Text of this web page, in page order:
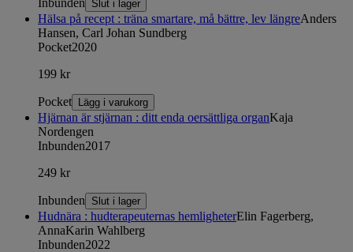
Slut i lager
Hälsa på recept : träna smartare, må bättre, lev längreAnders
Hansen, Carl Johan Sundberg
Pocket2020
199 kr
Pocket Lägg i varukorg
Hjärnan är stjärnan : ditt enda oersättliga organKaja
Nordengen
Inbunden2017
249 kr
Inbunden Slut i lager
Hudnära : hudterapeuternas hemligheterElin Fagerberg,
AnnaKarin Wahlberg
Inbunden2022